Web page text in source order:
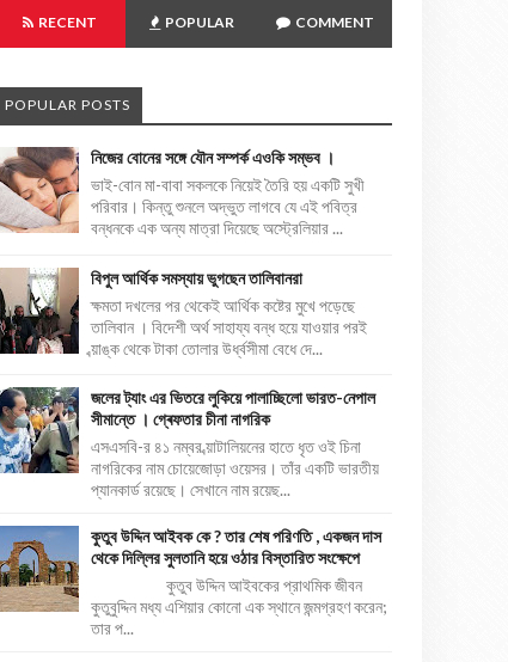
RECENT POPULAR COMMENT
POPULAR POSTS
নিজের বোনের সঙ্গে যৌন সম্পর্ক এওকি সম্ভব ।
ভাই-বোন মা-বাবা সকলকে নিয়েই তৈরি হয় একটি সুখী
পরিবার। কিন্তু শুনলে অদ্ভুত লাগবে যে এই পবিত্র
বন্ধনকে এক অন্য মাত্রা দিয়েছে অস্ট্রেলিয়ার ...
বিপুল আর্থিক সমস্যায় ভুগছেন তালিবানরা
ক্ষমতা দখলের পর থেকেই আর্থিক কষ্টের মুখে পড়েছে
তালিবান । বিদেশী অর্থ সাহায্য বন্ধ হয়ে যাওয়ার পরই
ব্য়াঙ্ক থেকে টাকা তোলার উর্ধ্বসীমা বেধে দে...
জলের ট্যাং এর ভিতরে লুকিয়ে পালাচ্ছিলো ভারত-নেপাল
সীমান্তে । গ্ৰেফতার চীনা নাগরিক
এসএসবি-র ৪১ নম্বর ব্য়াটালিয়নের হাতে ধৃত ওই চিনা
নাগরিকের নাম চোয়েজোড়া ওয়েসর। তাঁর একটি ভারতীয়
প্যানকার্ড রয়েছে। সেখানে নাম রয়েছ...
কুতুব উদ্দিন আইবক কে ? তার শেষ পরিণতি , একজন দাস
থেকে দিল্লির সুলতানি হয়ে ওঠার বিস্তারিত সংক্ষেপে
কুতুব উদ্দিন আইবকের প্রাথমিক জীবন
কুতুবুদ্দিন মধ্য এশিয়ার কোনো এক স্থানে জন্মগ্রহণ করেন;
তার প...